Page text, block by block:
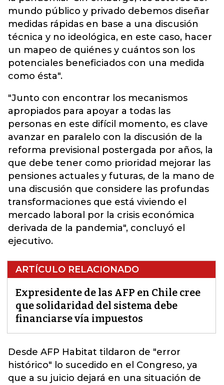
mundo público y privado debemos diseñar
medidas rápidas en base a una discusión
técnica y no ideológica, en este caso, hacer
un mapeo de quiénes y cuántos son los
potenciales beneficiados con una medida
como ésta".
"Junto con encontrar los mecanismos
apropiados para apoyar a todas las
personas en este difícil momento, es clave
avanzar en paralelo con la discusión de la
reforma previsional postergada por años, la
que debe tener como prioridad mejorar las
pensiones actuales y futuras, de la mano de
una discusión que considere las profundas
transformaciones que está viviendo el
mercado laboral por la crisis económica
derivada de la pandemia", concluyó el
ejecutivo.
ARTÍCULO RELACIONADO
Expresidente de las AFP en Chile cree
que solidaridad del sistema debe
financiarse vía impuestos
Desde AFP Habitat tildaron de "error
histórico" lo sucedido en el Congreso, ya
que a su juicio dejará en una situación de